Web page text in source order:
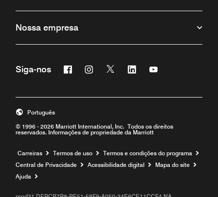
Nossa empresa
Siga-nos FacebookInstagram
Twitter Linkedin
© 1996 - 2026 Marriott International, Inc. Todos os direitos
reservados. Informações de propriedade da Marriott
Português
Carreiras Termos de uso
Termos e condições do programa
Central de Privacidade
Acessibilidade digital
Mapa do site
Ajuda